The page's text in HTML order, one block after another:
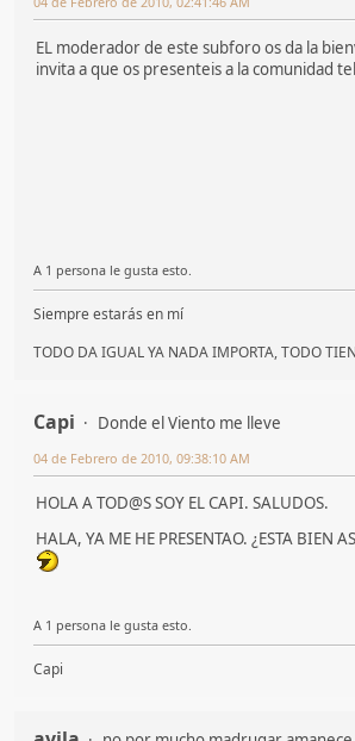
EL moderador de este subforo os da la
invita a que os presenteis a la comunidad
A 1 persona le gusta esto.
Siempre estarás en mí
TODO DA IGUAL YA NADA IMPORTA, TODO
Capi Donde el Viento me lleve
04 de Febrero de 2010, 09:38:10 AM
HOLA A TOD@S SOY EL CAPI. SALUDOS.
HALA, YA ME HE PRESENTAO. ¿ESTA BIEN
A 1 persona le gusta esto.
Capi